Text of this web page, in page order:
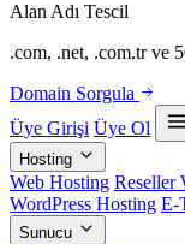
Alan Adı Tescil
.com, .net, .com.tr ve
Domain Sorgula
Üye Girişi Üye Ol
Hosting
Web Hosting Reseller
WordPress Hosting E-
Sunucu